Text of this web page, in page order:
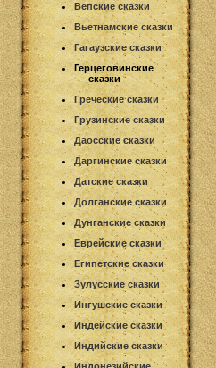
Вепские сказки
Вьетнамские сказки
Гагаузские сказки
Герцеговинские
сказки
Греческие сказки
Грузинские сказки
Даосские сказки
Даргинские сказки
Датские сказки
Долганские сказки
Дунганские сказки
Еврейские сказки
Египетские сказки
Зулусские сказки
Ингушские сказки
Индейские сказки
Индийские сказки